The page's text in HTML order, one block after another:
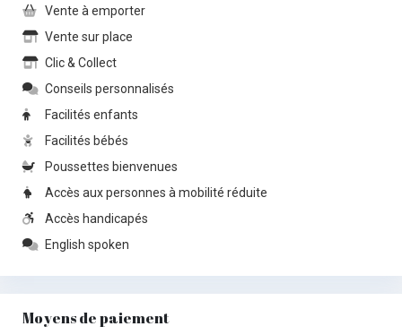
Vente à emporter
Vente sur place
Clic & Collect
Conseils personnalisés
Facilités enfants
Facilités bébés
Poussettes bienvenues
Accès aux personnes à mobilité réduite
Accès handicapés
English spoken
Moyens de paiement